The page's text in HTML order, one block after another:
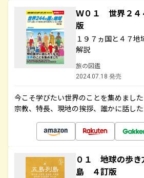
Ｗ０１ 世界２
版
１９７ヵ国と４７
解説
旅の図鑑
2024.07.18 発売
今こそ学びたい世界のことを集めました
宗教、特長、現地の挨拶、誰かに話した
０１ 地球の歩
島 ４訂版